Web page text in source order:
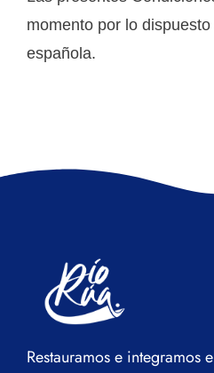
momento por lo
española.
Restauramos e integramos